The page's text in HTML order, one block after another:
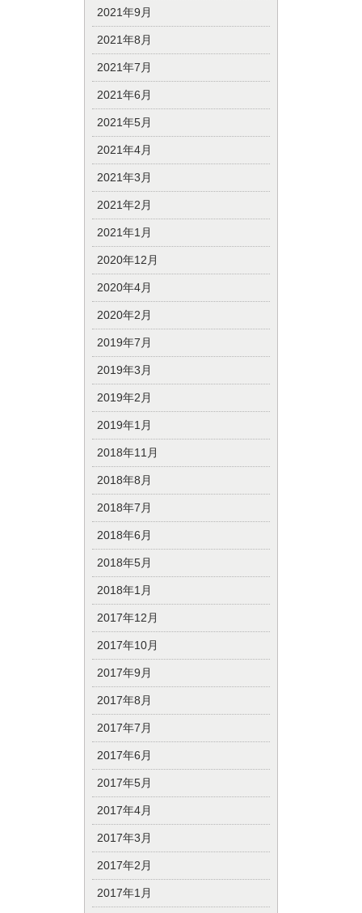
2021年9月
2021年8月
2021年7月
2021年6月
2021年5月
2021年4月
2021年3月
2021年2月
2021年1月
2020年12月
2020年4月
2020年2月
2019年7月
2019年3月
2019年2月
2019年1月
2018年11月
2018年8月
2018年7月
2018年6月
2018年5月
2018年1月
2017年12月
2017年10月
2017年9月
2017年8月
2017年7月
2017年6月
2017年5月
2017年4月
2017年3月
2017年2月
2017年1月